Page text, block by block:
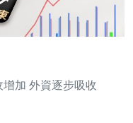
加 外資逐步吸收